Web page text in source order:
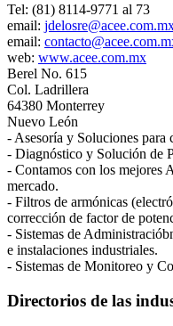
Tel: (81) 8114-9771 al 73
email:
email:
web: www.acee.com.mx
Berel No. 615
Col. Ladrillera
64380 Monterrey
Nuevo León
- Asesoría y Soluciones
- Diagnóstico y Solución de
- Contamos con los mejores
mercado.
- Filtros de armónicas
corrección de factor de
- Sistemas de
e instalaciones industriales.
- Sistemas de Monitoreo y
Directorios de las